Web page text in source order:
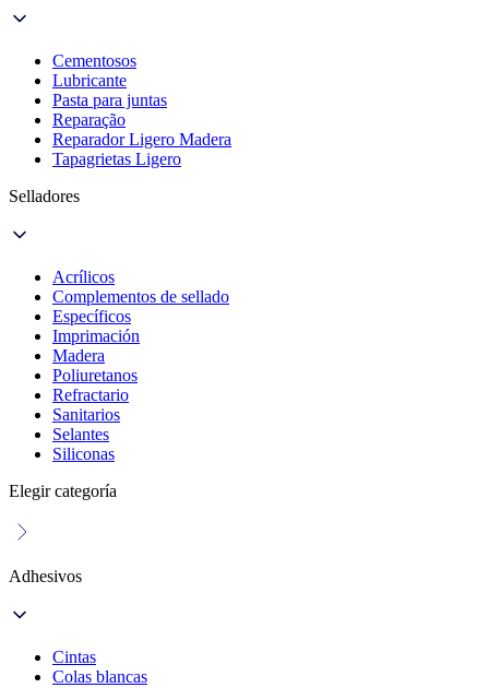
Cementosos
Lubricante
Pasta para juntas
Reparação
Reparador Ligero Madera
Tapagrietas Ligero
Selladores
Acrílicos
Complementos de sellado
Específicos
Imprimación
Madera
Poliuretanos
Refractario
Sanitarios
Selantes
Siliconas
Elegir categoría
Adhesivos
Cintas
Colas blancas